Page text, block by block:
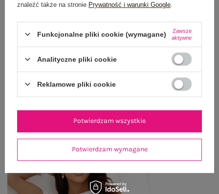
WYSYŁKA I DOSTAWA
ZWROTY I REKLAMACJE
OSTATNIO OGLĄDANE
znaleźć także na stronie Prywatność i warunki Google
Funkcjonalne pliki cookie (wymagane)
Zawsze
aktywne
Analityczne pliki cookie
Reklamowe pliki cookie
Potwierdzam wymagane
Potwierdzam wszystkie